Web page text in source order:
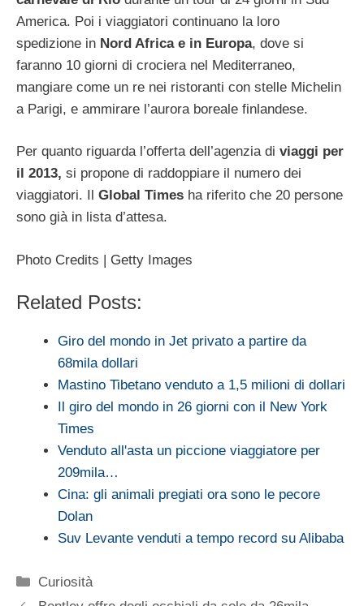
America. Poi i viaggiatori continuano la loro
spedizione in Nord Africa e in Europa, dove si
faranno 10 giorni di crociera nel Mediterraneo,
mangiare come un re nei ristoranti con stelle Michelin
a Parigi, e ammirare l’aurora boreale finlandese.
Per quanto riguarda l’offerta dell’agenzia di viaggi per
il 2013, si propone di raddoppiare il numero dei
viaggiatori. Il Global Times ha riferito che 20 persone
sono già in lista d’attesa.
Photo Credits | Getty Images
Related Posts:
Giro del mondo in Jet privato a partire da
68mila dollari
Mastino Tibetano venduto a 1,5 milioni di dollari
Il giro del mondo in 26 giorni con il New York
Times
Venduto all'asta un piccione viaggiatore per
209mila…
Cina: gli animali pregiati ora sono le pecore
Dolan
Suv Levante venduti a tempo record su Alibaba
Categorie
Curiosità